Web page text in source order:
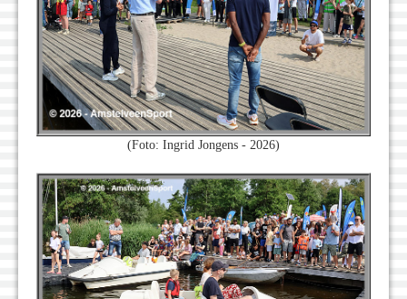
(Foto: Ingrid Jongens - 2026)